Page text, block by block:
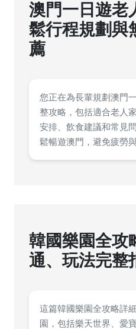
澳門一日遊老
鬆行程規劃與
薦
您正在為長輩規劃澳門
整攻略，包括適合老人
安排、飲食建議和常見
鬆暢遊澳門，避免疲勞與
韓國樂園全攻
通、玩法完整
這篇韓國樂園全攻略詳
園，包括樂天世界、愛